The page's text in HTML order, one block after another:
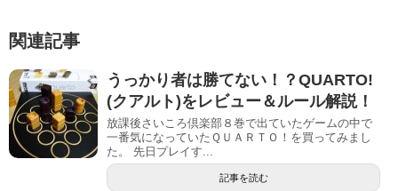
関連記事
うっかり者は勝てない！？QUARTO!
(クアルト)をレビュー＆ルール解説！
放課後さいころ倶楽部８巻で出ていたゲームの中で
一番気になっていたＱＵＡＲＴＯ！を買ってみまし
た。 先日プレイす...
記事を読む